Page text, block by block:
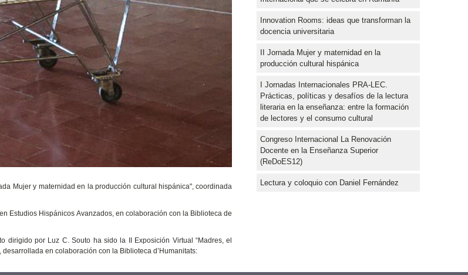
Mujer y maternidad en la producción cultural hispánica", coordinada
Estudios Hispánicos Avanzados, en colaboración con la Biblioteca de
por Luz C. Souto ha sido la II Exposición Virtual “Madres, el
en colaboración con la Biblioteca d’Humanitats:
Innovation Rooms: ideas que transforman la
docencia universitaria
II Jornada Mujer y maternidad en la
producción cultural hispánica
I Jornadas Internacionales PRA-LEC.
Prácticas, políticas y desafíos de la lectura
literaria en la enseñanza: entre la formación
de lectores y el consumo cultural
Congreso Internacional La Renovación
Docente en la Enseñanza Superior
(ReDoES12)
Lectura y coloquio con Daniel Fernández